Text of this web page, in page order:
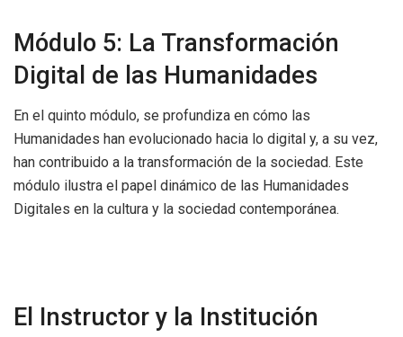
Módulo 5: La Transformación
Digital de las Humanidades
En el quinto módulo, se profundiza en cómo las
Humanidades han evolucionado hacia lo digital y, a su vez,
han contribuido a la transformación de la sociedad. Este
módulo ilustra el papel dinámico de las Humanidades
Digitales en la cultura y la sociedad contemporánea.
El Instructor y la Institución